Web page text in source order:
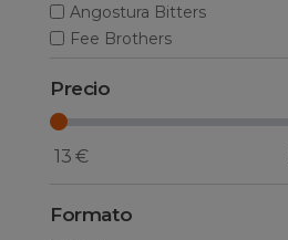
Angostura Bitters
Fee Brothers
Precio
13 €
Formato